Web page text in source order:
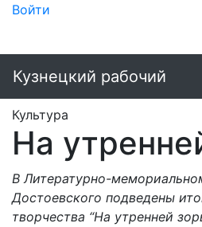
Войти
Кузнецкий рабочий
Культура
На
В Литературно-
Достоевского подведены
творчества “На утренней